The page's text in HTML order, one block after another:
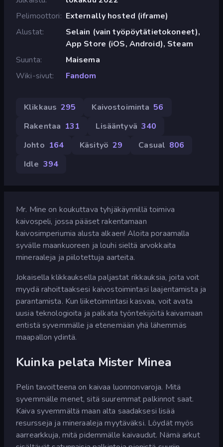
Pelimoottori
Externally hosted (iframe)
Alustat
Selain (vain työpöytätietokoneet),
App Store (iOS, Android), Steam
Suunta
Maisema
Wiki-sivut
Fandom
Klikkaus 295 Kaivostoiminta 56
Rakentaa 131 Lisääntyvä 340
Johto 164 Käsityö 29 Casual 806
Idle 394
Mr. Mine on koukuttava tyhjäkäynnillä toimiva
kaivospeli, jossa pääset rakentamaan
kaivosimperiumia alusta alkaen! Aloita poraamalla
syvälle maankuoreen ja louhi sieltä arvokkaita
mineraaleja ja piilotettuja aarteita.
Jokaisella klikkauksella paljastat rikkauksia, joita voit
myydä rahoittaaksesi kaivostoimintasi laajentamista ja
parantamista. Kun liiketoimintasi kasvaa, voit avata
uusia teknologioita ja palkata työntekijöitä kaivamaan
entistä syvemmälle ja etenemään yhä lähemmäs
maapallon ydintä.
Kuinka pelata Mister Minea
Pelin tavoitteena on kaivaa luonnonvaroja. Mitä
syvemmälle menet, sitä suuremmat palkinnot saat.
Kaiva syvemmältä maan alta saadaksesi lisää
resursseja ja mineraaleja myytäväksi. Löydät myös
aarrearkkuja, mitä pidemmälle kaivaudut. Nämä arkut